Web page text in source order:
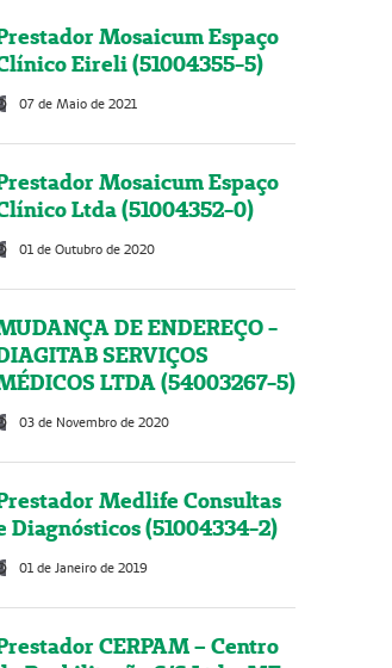
Mosaicum Espaço
Eireli (51004355-5)
07 de Maio de 2021
Mosaicum Espaço
Ltda (51004352-0)
01 de Outubro de 2020
DE ENDEREÇO -
SERVIÇOS
LTDA (54003267-5)
03 de Novembro de 2020
Medlife Consultas
Diagnósticos (51004334-2)
01 de Janeiro de 2019
CERPAM – Centro